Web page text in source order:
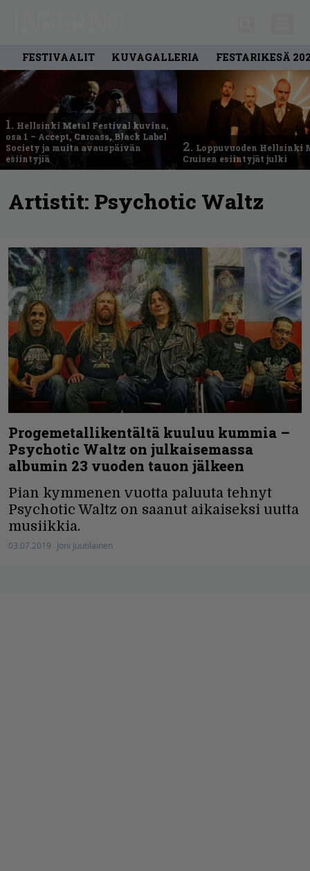
FESTIVAALIT KUVAGALLERIA FESTARIKESÄ
1. Hellsinki Metal Festival kuvina,
osa 1 – Accept, Carcass, Black Label
Society ja muita avauspäivän
esiintyjiä
2. Loppuvuoden Hellsinki
Cruisen esiintyjät julki
Artistit: Psychotic Waltz
Progemetallikentältä kuuluu kummia –
Psychotic Waltz on julkaisemassa
albumin 23 vuoden tauon jälkeen
Pian kymmenen vuotta paluuta tehnyt
Psychotic Waltz on saanut aikaiseksi uutta
musiikkia.
03.07.2019 Joni Juutilainen